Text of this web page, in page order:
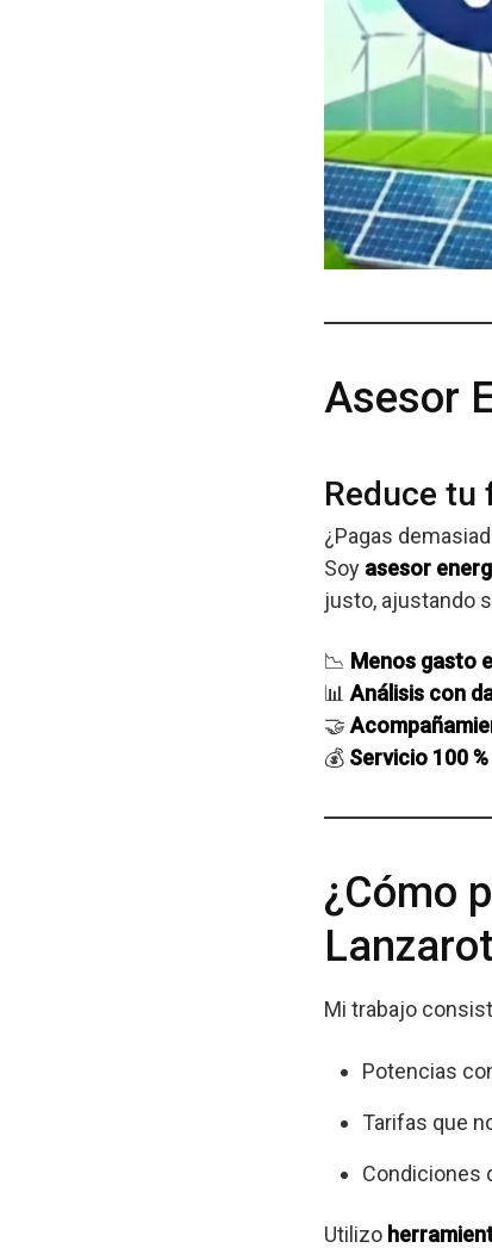
Asesor
Reduce tu
¿Pagas
Soy asesor
justo, ajustando
📉 Menos gasto
📊 Análisis con
🤝
💰 Servicio 100
¿Cómo
Mi trabajo
Potencias
Tarifas que
Condiciones
Utilizo